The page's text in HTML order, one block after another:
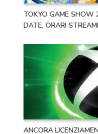
TOKYO GAME SHOW
DATE, ORARI
ANCORA